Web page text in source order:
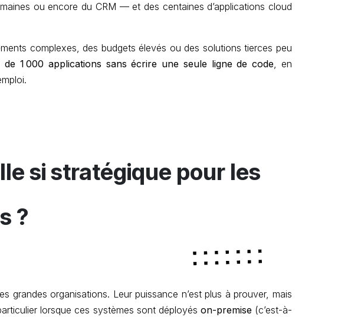
ou encore du CRM — et des centaines d’applications cloud
complexes, des budgets élevés ou des solutions tierces peu
1 000 applications sans écrire une seule ligne de code, en
si stratégique pour les
?
grandes organisations. Leur puissance n’est plus à prouver, mais
lorsque ces systèmes sont déployés on-premise(c’est-à-